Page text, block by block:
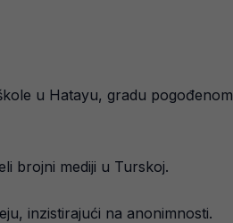
u Hatayu, gradu pogođenom
brojni mediji u Turskoj.
inzistirajući na anonimnosti.